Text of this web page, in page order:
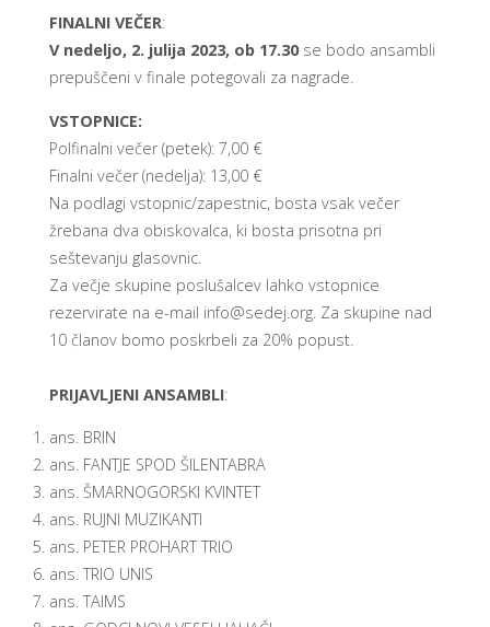
FINALNI VEČER:
V nedeljo, 2. julija 2023, ob 17.30se bodo ansambli
prepuščeni v finale potegovali za nagrade.
VSTOPNICE:
Polfinalni večer (petek): 7,00 €
Finalni večer (nedelja): 13,00 €
Na podlagi vstopnic/zapestnic, bosta vsak večer
žrebana dva obiskovalca, ki bosta prisotna pri
seštevanju glasovnic.
Za večje skupine poslušalcev lahko vstopnice
rezervirate na e-mail info@sedej.org. Za skupine nad
10 članov bomo poskrbeli za 20% popust.
PRIJAVLJENI ANSAMBLI:
ans. BRIN
ans. FANTJE SPOD ŠILENTABRA
ans. ŠMARNOGORSKI KVINTET
ans. RUJNI MUZIKANTI
ans. PETER PROHART TRIO
ans. TRIO UNIS
ans. TAIMS